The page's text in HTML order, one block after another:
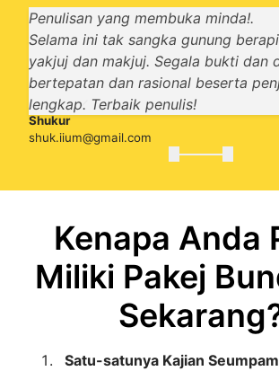
Penulisan yang membuka minda!.
Selama ini tak sangka gunung
yakjuj dan makjuj. Segala bukti dan
bertepatan dan rasional beserta
lengkap. Terbaik penulis!
Shukur
shuk.iium@gmail.com
Mohd Farizil Anuar
anuarplanet@gmail.com
Hafiz Anuar
hfzanr26@gmail.com
ABDUL RAHMAN LAI
mal.man@gmail.com
Kenapa Anda
Miliki Pakej
Satu-satunya Kajian